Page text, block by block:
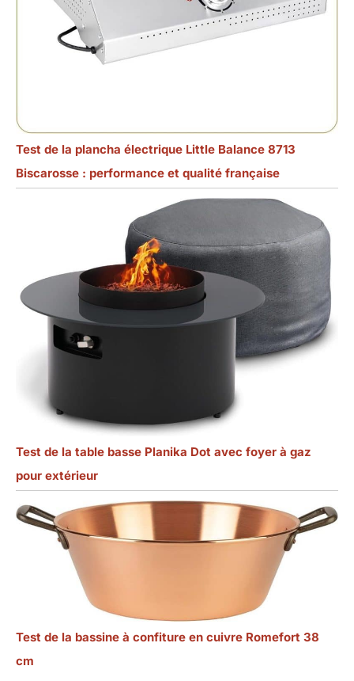
Test de la plancha électrique Little Balance 8713
Biscarosse : performance et qualité française
Test de la table basse Planika Dot avec foyer à gaz
pour extérieur
Test de la bassine à confiture en cuivre Romefort 38
cm